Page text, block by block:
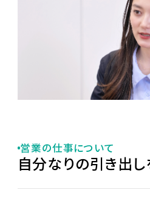
営業の仕事について
自分なりの引き出